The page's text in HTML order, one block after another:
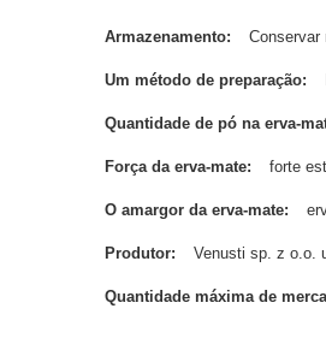
Armazenamento Conservar
Um método de preparação
Quantidade de pó na erva-
Força da erva-mate forte
O amargor da erva-mate
Produtor Venusti sp. z o.o.
Quantidade máxima de